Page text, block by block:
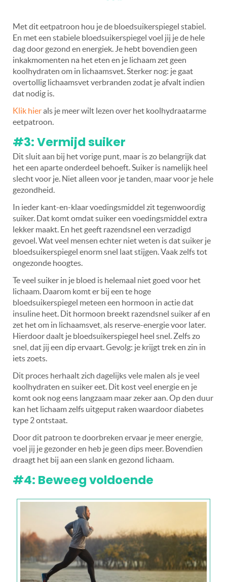
Met dit eetpatroon hou je de bloedsuikerspiegel stabiel.
En met een stabiele bloedsuikerspiegel voel jij je de hele
dag door gezond en energiek. Je hebt bovendien geen
inkakmomenten na het eten en je lichaam zet geen
koolhydraten om in lichaamsvet. Sterker nog: je gaat
overtollig lichaamsvet verbranden zodat je afvalt indien
dat nodig is.
Klik hierals je meer wilt lezen over het koolhydraatarme
eetpatroon.
#3: Vermijd suiker
Dit sluit aan bij het vorige punt, maar is zo belangrijk dat
het een aparte onderdeel behoeft. Suiker is namelijk heel
slecht voor je. Niet alleen voor je tanden, maar voor je hele
gezondheid.
In ieder kant-en-klaar voedingsmiddel zit tegenwoordig
suiker. Dat komt omdat suiker een voedingsmiddel extra
lekker maakt. En het geeft razendsnel een verzadigd
gevoel. Wat veel mensen echter niet weten is dat suiker je
bloedsuikerspiegel enorm snel laat stijgen. Vaak zelfs tot
ongezonde hoogtes.
Te veel suiker in je bloed is helemaal niet goed voor het
lichaam. Daarom komt er bij een te hoge
bloedsuikerspiegel meteen een hormoon in actie dat
insuline heet. Dit hormoon breekt razendsnel suiker af en
zet het om in lichaamsvet, als reserve-energie voor later.
Hierdoor daalt je bloedsuikerspiegel heel snel. Zelfs zo
snel, dat jij een dip ervaart. Gevolg: je krijgt trek en zin in
iets zoets.
Dit proces herhaalt zich dagelijks vele malen als je veel
koolhydraten en suiker eet. Dit kost veel energie en je
komt ook nog eens langzaam maar zeker aan. Op den duur
kan het lichaam zelfs uitgeput raken waardoor diabetes
type 2 ontstaat.
Door dit patroon te doorbreken ervaar je meer energie,
voel jij je gezonder en heb je geen dips meer. Bovendien
draagt het bij aan een slank en gezond lichaam.
#4: Beweeg voldoende